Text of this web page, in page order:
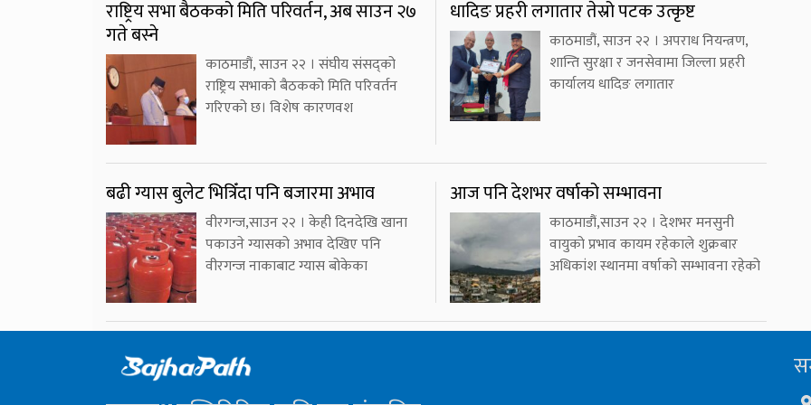
राष्ट्रिय सभा बैठकको मिति परिवर्तन, अब साउन २७
गते बस्ने
काठमाडौं, साउन २२ । संघीय संसद्को
राष्ट्रिय सभाको बैठकको मिति परिवर्तन
गरिएको छ। विशेष कारणवश
धादिङ प्रहरी लगातार तेस्रो पटक उत्कृष्ट
काठमाडौं, साउन २२ । अपराध नियन्त्रण,
शान्ति सुरक्षा र जनसेवामा जिल्ला प्रहरी
कार्यालय धादिङ लगातार
बढी ग्यास बुलेट भित्रिँदा पनि बजारमा अभाव
वीरगन्ज,साउन २२ । केही दिनदेखि खाना
पकाउने ग्यासको अभाव देखिए पनि
वीरगन्ज नाकाबाट ग्यास बोकेका
आज पनि देशभर वर्षाको सम्भावना
काठमाडौं,साउन २२ । देशभर मनसुनी
वायुको प्रभाव कायम रहेकाले शुक्रबार
अधिकांश स्थानमा वर्षाको सम्भावना रहेको